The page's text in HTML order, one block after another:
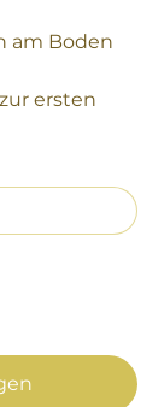
am Boden
ersten